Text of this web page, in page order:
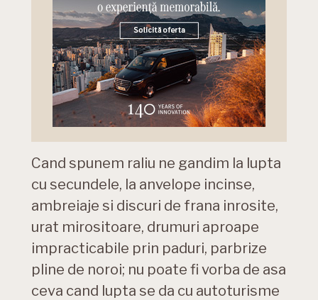
Cand spunem raliu ne gandim la lupta
cu secundele, la anvelope incinse,
ambreiaje si discuri de frana inrosite,
urat mirositoare, drumuri aproape
impracticabile prin paduri, parbrize
pline de noroi; nu poate fi vorba de asa
ceva cand lupta se da cu autoturisme